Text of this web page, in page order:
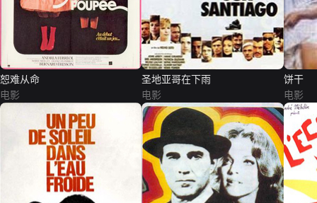
恕难从命
电影
圣地亚哥在下雨
电影
饼干
电影